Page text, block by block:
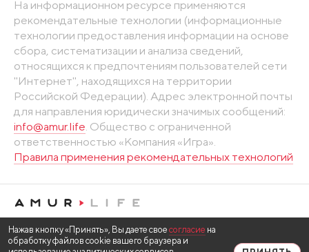
На информационном ресурсе применяются
рекомендательные технологии (информационные
технологии предоставления информации на основе
сбора, систематизации и анализа сведений,
относящихся к предпочтениям пользователей сети
"Интернет", находящихся на территории
Российской Федерации). Адрес электронной почты
для направления юридически значимых сообщений:
info@amur.life . Общество с ограниченной
ответственностью «Компания «Игра».
Правила применения рекомендательных технологий
Нажав кнопку «Принять», Вы даете свое согласие на
обработку файлов cookie вашего браузера и